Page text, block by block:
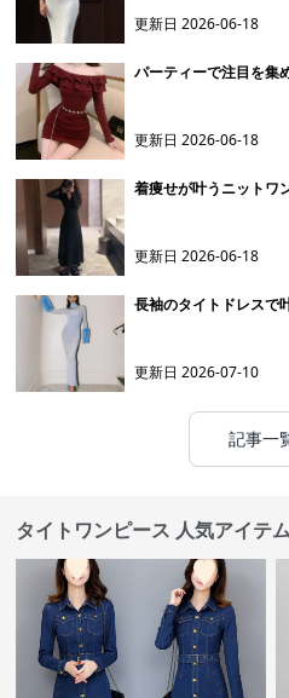
更新日2026-06-18
パーティーで注目を集
更新日2026-06-18
着痩せが叶うニットワ
更新日2026-06-18
長袖のタイトドレスで
更新日2026-07-10
記事一
タイトワンピース 人気アイテ